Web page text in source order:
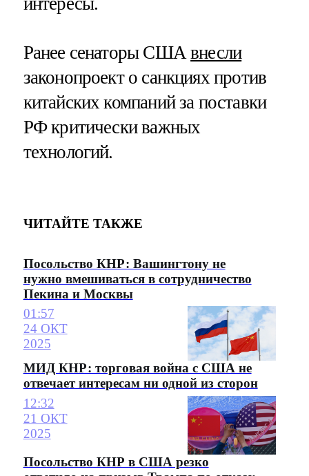
Ранее сенаторы СШАвнесли
законопроект о санкциях против
китайских компаний за поставки
РФ критически важных
технологий.
ЧИТАЙТЕ ТАКЖЕ
Посольство КНР: Вашингтону не
нужно вмешиваться в сотрудничество
Пекина и Москвы
01:57
24 ОКТ
2025
МИД КНР: торговая война с США не
отвечает интересам ни одной из сторон
12:32
21 ОКТ
2025
Посольство КНР в США резко